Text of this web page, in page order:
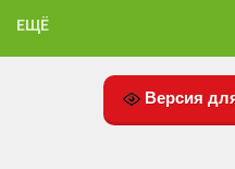
ЕЩЁ
Версия